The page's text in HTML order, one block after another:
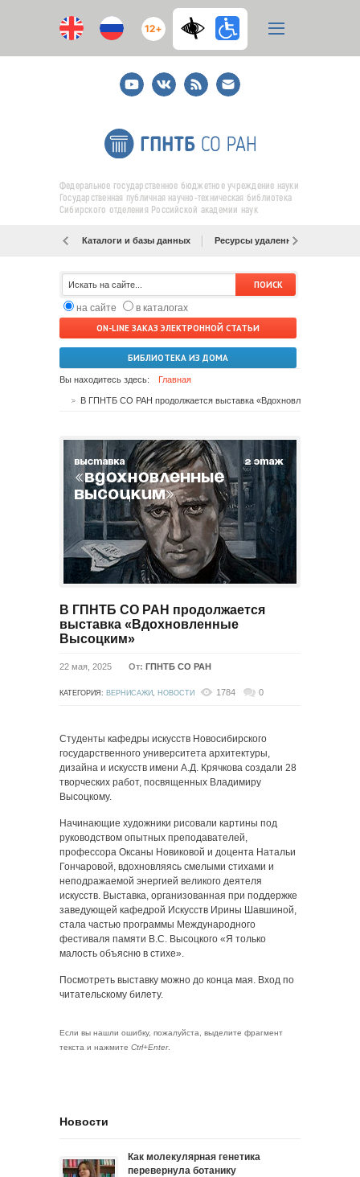
12+
YoutubeВКонтакте
RSS
E-
mail
подписка
Федеральное государственное бюджетное учреждение науки
Государственная публичная научно-техническая библиотека
Сибирского отделения Российской академии наук
Каталоги и базы данных Ресурсы удаленного доступа
на сайте
в каталогах
ON-LINE ЗАКАЗ ЭЛЕКТРОННОЙ СТАТЬИ
БИБЛИОТЕКА ИЗ ДОМА
Вы находитесь здесь: Главная
В ГПНТБ СО РАН продолжается
выставка «Вдохновленные
Высоцким»
22 мая, 2025 От: ГПНТБ СО РАН
КАТЕГОРИЯ: ВЕРНИСАЖИ, НОВОСТИ 1784 0
Студенты кафедры искусств Новосибирского
государственного университета архитектуры,
дизайна и искусств имени А.Д. Крячкова создали 28
творческих работ, посвященных Владимиру
Высоцкому.
Начинающие художники рисовали картины под
руководством опытных преподавателей,
профессора Оксаны Новиковой и доцента Натальи
Гончаровой, вдохновляясь смелыми стихами и
неподражаемой энергией великого деятеля
искусств. Выставка, организованная при поддержке
заведующей кафедрой Искусств Ирины Шавшиной,
стала частью программы Международного
фестиваля памяти В.С. Высоцкого «Я только
малость объясню в стихе».
Посмотреть выставку можно до конца мая. Вход по
читательскому билету.
Если вы нашли ошибку, пожалуйста, выделите фрагмент
текста и нажмите Ctrl+Enter.
Новости
Как молекулярная генетика
перевернула ботанику